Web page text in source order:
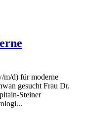
m/d) für moderne
gesucht Frau Dr.
Steiner